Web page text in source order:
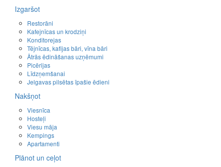
Izgaršot
Restorāni
Kafejnīcas un krodziņi
Konditorejas
Tējnīcas, kafijas bāri, vīna bāri
Ātrās ēdināšanas uzņēmumi
Picērijas
Līdzņemšanai
Jelgavas pilsētas īpašie ēdieni
Nakšņot
Viesnīca
Hosteļi
Viesu māja
Kempings
Apartamenti
Plānot un ceļot